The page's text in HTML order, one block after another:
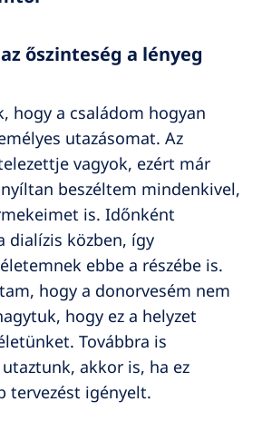
őszinteség a lényeg
hogy a családom hogyan
utazásomat. Az
vagyok, ezért már
beszéltem mindenkivel,
is. Időnként
dialízis közben, így
ebbe a részébe is.
hogy a donorvesém nem
hogy ez a helyzet
Továbbra is
akkor is, ha ez
tervezést igényelt.